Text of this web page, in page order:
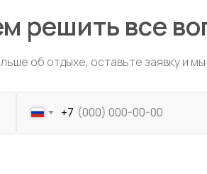
решить все
об отдыхе, оставьте заявку и
+7